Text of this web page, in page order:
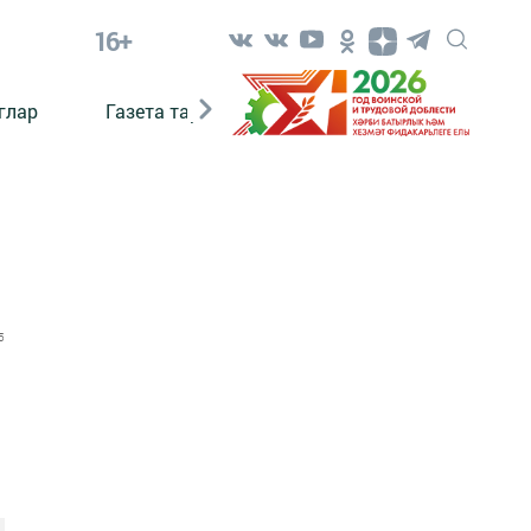
16+
Газета тарихы Әкият Әкият